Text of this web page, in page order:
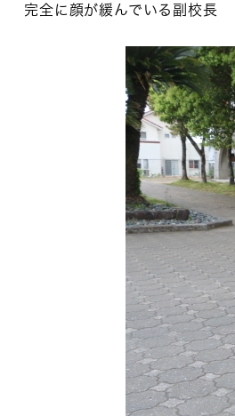
完全に顔が緩んでいる副校長